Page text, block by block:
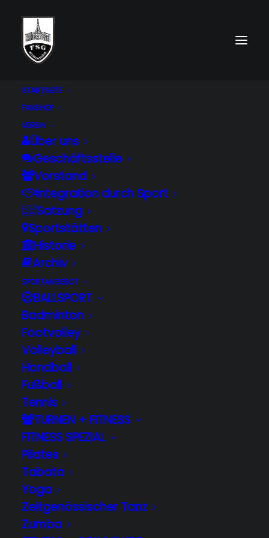
STARTSEITE
FANSHOP
VEREIN
Über uns
Geschäftsstelle
Vorstand
Integration durch Sport
Satzung
Sportstätten
Historie
Archiv
SPORTANGEBOT
BALLSPORT
Badminton
Footvolley
Volleyball
Handball
Fußball
Tennis
TURNEN + FITNESS
FITNESS SPEZIAL
Pilates
Tabata
Yoga
Zeitgenössischer Tanz
Zumba
DISCOFOX
Über uns